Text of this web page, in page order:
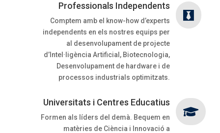

Professionals Independents
Comptem amb el know-how d’experts
independents en els nostres equips per
al desenvolupament de projecte
d’Intel·ligència Artificial, Biotecnologia,
Desenvolupament de hardware i de
processos industrials optimitzats.

Universitats i Centres Educatius
Formen als líders del demà. Bequem en
matèries de Ciència i Innovació a